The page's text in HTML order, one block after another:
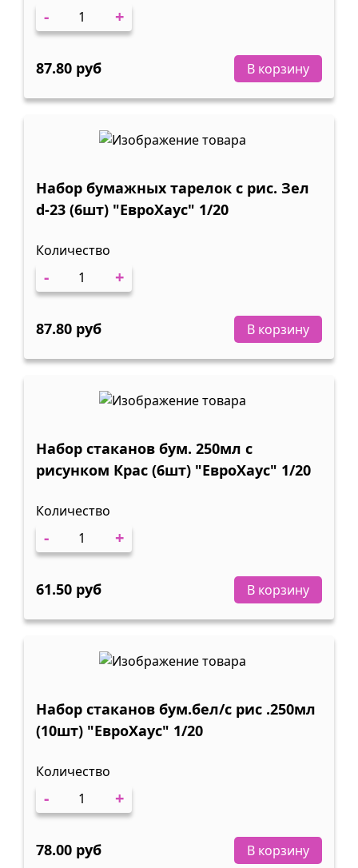
- +
87.80 руб В корзину
Набор бумажных тарелок с рис. Зел
d-23 (6шт) "ЕвроХаус" 1/20
Количество
- +
87.80 руб В корзину
Набор стаканов бум. 250мл с
рисунком Крас (6шт) "ЕвроХаус" 1/20
Количество
- +
61.50 руб В корзину
Набор стаканов бум.бел/с рис .250мл
(10шт) "ЕвроХаус" 1/20
Количество
- +
78.00 руб В корзину